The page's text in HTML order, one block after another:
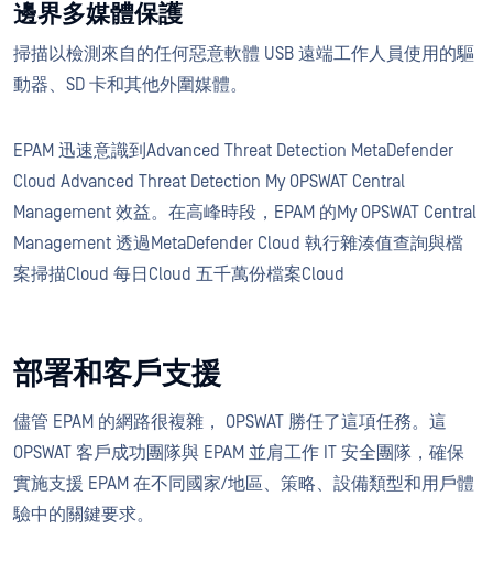
邊界多媒體保護
掃描以檢測來自的任何惡意軟體 USB 遠端工作人員使用的驅
動器、SD 卡和其他外圍媒體。
EPAM 迅速意識到Advanced Threat Detection MetaDefender
Cloud Advanced Threat Detection My OPSWAT Central
Management 效益。在高峰時段，EPAM 的My OPSWAT Central
Management 透過MetaDefender Cloud 執行雜湊值查詢與檔
案掃描Cloud 每日Cloud 五千萬份檔案Cloud
部署和客戶支援
儘管 EPAM 的網路很複雜， OPSWAT 勝任了這項任務。這
OPSWAT 客戶成功團隊與 EPAM 並肩工作 IT 安全團隊，確保
實施支援 EPAM 在不同國家/地區、策略、設備類型和用戶體
驗中的關鍵要求。